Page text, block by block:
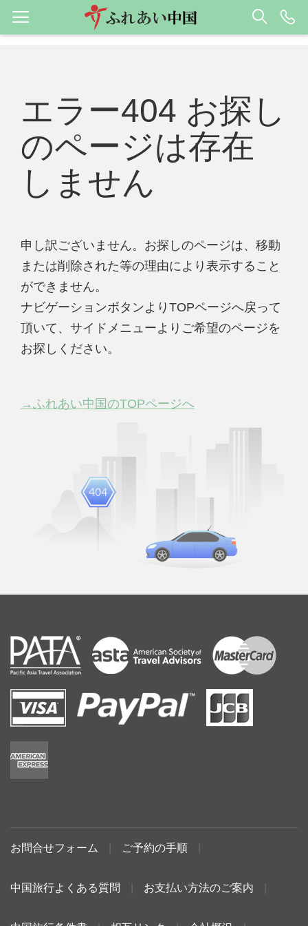
エラー404 お探し
のページは存在
しません
申し訳ございません。お探しのページは、移動
または削除された等の理由により表示すること
ができません。
ナビゲーションボタンよりTOPページへ戻って
頂いて、サイドメニューよりご希望のページを
お探しください。
→ふれあい中国のTOPページへ
お問合せフォーム ご予約の手順
中国旅行よくある質問 お支払い方法のご案内